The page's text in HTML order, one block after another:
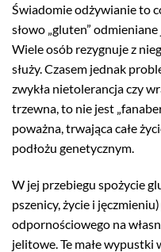
Świadomie odżywianie to
słowo „gluten”
Wiele osób rezygnuje z
służy. Czasem jednak
zwykła nietolerancja czy
trzewna, to nie jest
poważna, trwająca całe
podłożu genetycznym.
W jej przebiegu spożycie
pszenicy, życie i
odpornościowego na
jelitowe. Te małe wypustki